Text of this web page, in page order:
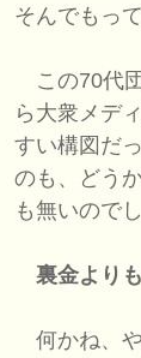
そんでもっ
この70代
ら大衆メデ
すい構図だ
のも、どう
も無いので
裏金よりも
何かね、